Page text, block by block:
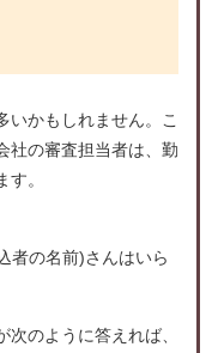
いかもしれません。こ
社の審査担当者は、勤
。
者の名前)さんはいら
のように答えれば、